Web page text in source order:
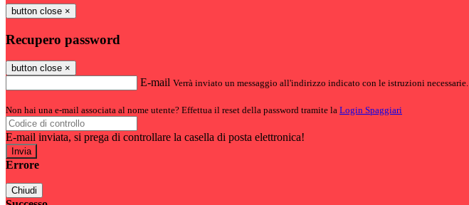
button close ×
Recupero password
button close ×
E-mail Verrà inviato un messaggio all'indirizzo indicato con le istruzioni necessarie.
Non hai una e-mail associata al nome utente? Effettua il reset della password tramite la Login Spaggiari
E-mail inviata, si prega di controllare la casella di posta elettronica!
Errore
Chiudi